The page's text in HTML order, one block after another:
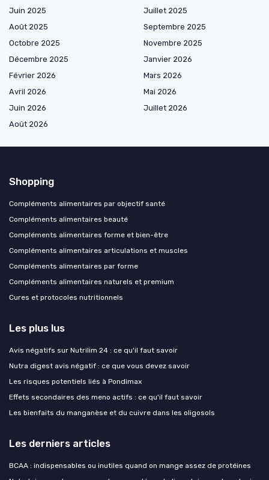
Juin 2025
Juillet 2025
Août 2025
Septembre 2025
Octobre 2025
Novembre 2025
Décembre 2025
Janvier 2026
Février 2026
Mars 2026
Avril 2026
Mai 2026
Juin 2026
Juillet 2026
Août 2026
Shopping
Compléments alimentaires par objectif santé
Compléments alimentaires beauté
Compléments alimentaires forme et bien-être
Compléments alimentaires articulations et muscles
Compléments alimentaires par forme
Compléments alimentaires naturels et premium
Cures et protocoles nutritionnels
Les plus lus
Avis négatifs sur Nutrilim 24 : ce qu'il faut savoir
Nutra digest avis négatif : ce que vous devez savoir
Les risques potentiels liés à Pondimax
Effets secondaires des meno actifs : ce qu'il faut savoir
Les bienfaits du manganèse et du cuivre dans les oligosols
Les derniers articles
BCAA : indispensables ou inutiles quand on mange assez de protéines